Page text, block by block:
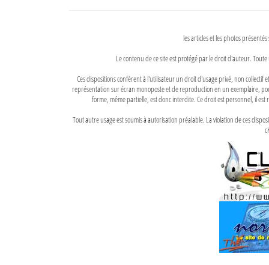
les articles et les photos
Le contenu de ce site est protégé par le droit d'auteur.
Ces dispositions confèrent à l'utilisateur un droit d'usage privé, non
représentation sur écran monoposte et de reproduction en un exemplaire,
forme, même partielle, est donc interdite. Ce droit est personnel, il
Tout autre usage est soumis à autorisation préalable. La violation de ces